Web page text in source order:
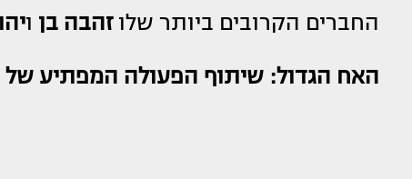
החברים הקרובים ביותר שלוזהבה בן ו
האח הגדול: שיתוף הפעולה המפתיע של